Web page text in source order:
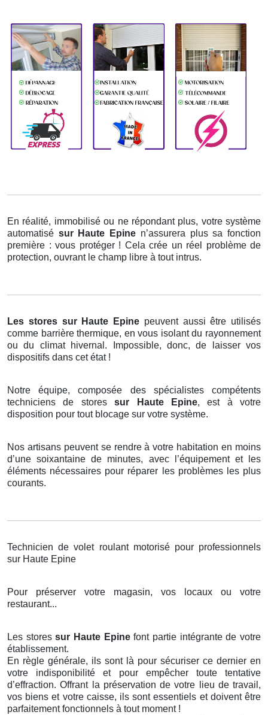
En réalité, immobilisé ou ne répondant plus, votre système
automatisé sur Haute Epine n’assurera plus sa fonction
première : vous protéger ! Cela crée un réel problème de
protection, ouvrant le champ libre à tout intrus.
Les stores sur Haute Epine peuvent aussi être utilisés
comme barrière thermique, en vous isolant du rayonnement
ou du climat hivernal. Impossible, donc, de laisser vos
dispositifs dans cet état !
Notre équipe, composée des spécialistes compétents
techniciens de storessur Haute Epine, est à votre
disposition pour tout blocage sur votre système.
Nos artisans peuvent se rendre à votre habitation en moins
d’une soixantaine de minutes, avec l’équipement et les
éléments nécessaires pour réparer les problèmes les plus
courants.
Technicien de volet roulant motorisé pour professionnels
sur Haute Epine
Pour préserver votre magasin, vos locaux ou votre
restaurant...
Les storessur Haute Epinefont partie intégrante de votre
établissement.
En règle générale, ils sont là pour sécuriser ce dernier en
votre indisponibilité et pour empêcher toute tentative
d’effraction. Offrant la préservation de votre lieu de travail,
vos biens et votre caisse, ils sont essentiels et doivent être
parfaitement fonctionnels à tout moment !